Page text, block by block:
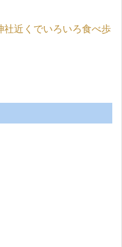
社近くでいろいろ食べ歩